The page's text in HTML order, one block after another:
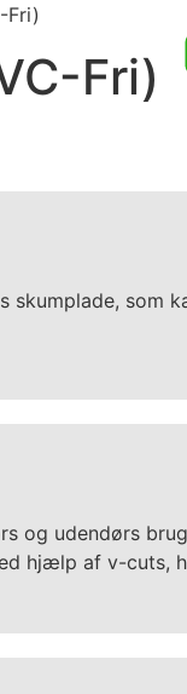
Fri)
Fri)
skumplade, som
og udendørs
hjælp af v-cuts,